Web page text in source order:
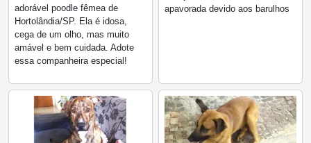
adorável poodle fêmea de
Hortolândia/SP. Ela é idosa,
cega de um olho, mas muito
amável e bem cuidada. Adote
essa companheira especial!
apavorada devido aos barulhos